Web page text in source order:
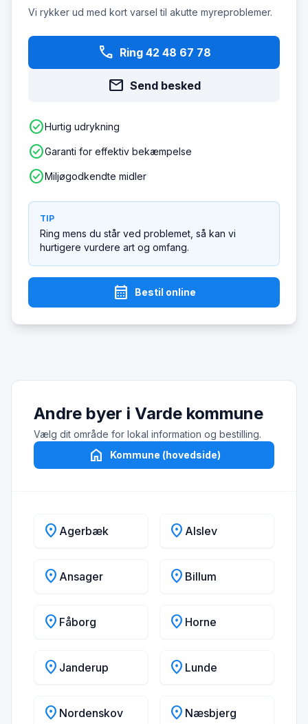
Vi rykker ud med kort varsel til akutte myreproblemer.
phone Ring 42 48 67 78
mail Send besked
check_circleHurtig udrykning
check_circleGaranti for effektiv bekæmpelse
check_circleMiljøgodkendte midler
TIP
Ring mens du står ved problemet, så kan vi
hurtigere vurdere art og omfang.
calendar_month Bestil online
Andre byer i Varde kommune
Vælg dit område for lokal information og bestilling.
home Kommune (hovedside)
location_on Agerbæk location_on Alslev
location_on Ansager location_on Billum
location_on Fåborg location_on Horne
location_on Janderup location_on Lunde
location_on Nordenskov location_on Næsbjerg